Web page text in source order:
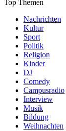
Top Themen
Nachrichten
Kultur
Sport
Politik
Religion
Kinder
DJ
Comedy
Campusradio
Interview
Musik
Bildung
Weihnachten